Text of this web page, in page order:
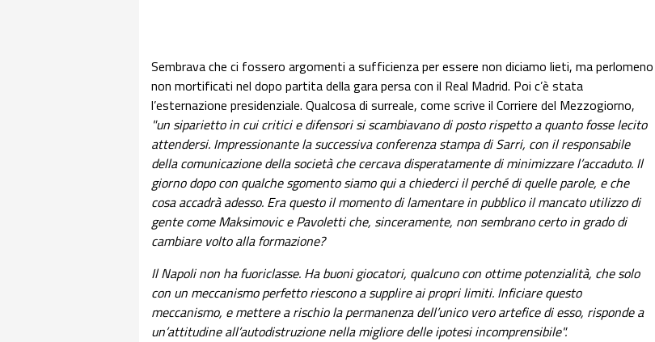
Sembrava che ci fossero argomenti a sufficienza per essere non diciamo lieti, ma perlomeno
non mortificati nel dopo partita della gara persa con il Real Madrid. Poi c’è stata
l’esternazione presidenziale. Qualcosa di surreale, come scrive il Corriere del Mezzogiorno,
"un siparietto in cui critici e difensori si scambiavano di posto rispetto a quanto fosse lecito
attendersi. Impressionante la successiva conferenza stampa di Sarri, con il responsabile
della comunicazione della società che cercava disperatamente di minimizzare l’accaduto. Il
giorno dopo con qualche sgomento siamo qui a chiederci il perché di quelle parole, e che
cosa accadrà adesso. Era questo il momento di lamentare in pubblico il mancato utilizzo di
gente come Maksimovic e Pavoletti che, sinceramente, non sembrano certo in grado di
cambiare volto alla formazione?
Il Napoli non ha fuoriclasse. Ha buoni giocatori, qualcuno con ottime potenzialità, che solo
con un meccanismo perfetto riescono a supplire ai propri limiti. Inficiare questo
meccanismo, e mettere a rischio la permanenza dell’unico vero artefice di esso, risponde a
un’attitudine all’autodistruzione nella migliore delle ipotesi incomprensibile".